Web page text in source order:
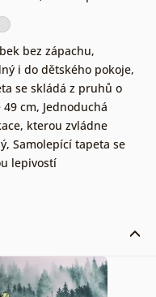
bez zápachu,
i do dětského pokoje,
se skládá z pruhů o
49 cm, Jednoduchá
kterou zvládne
, Samolepící tapeta se
lepivostí